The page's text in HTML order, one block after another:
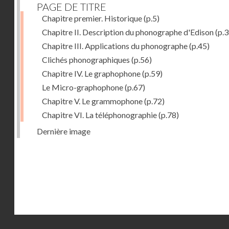
PAGE DE TITRE
Chapitre premier. Historique(p.5)
Chapitre II. Description du phonographe d'Edison
Chapitre III. Applications du phonographe(p.45)
Clichés phonographiques (p.56)
Chapitre IV. Le graphophone(p.59)
Le Micro-graphophone(p.67)
Chapitre V. Le grammophone(p.72)
Chapitre VI. La téléphonographie(p.78)
Dernière image